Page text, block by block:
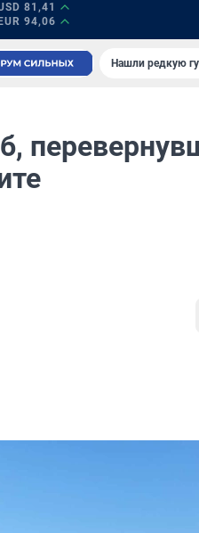
81,41
EUR 94,06
Нашли редкую